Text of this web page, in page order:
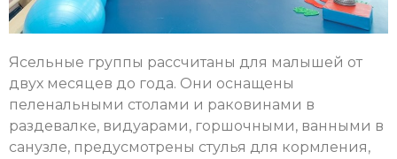
Ясельные группы рассчитаны для малышей от
двух месяцев до года. Они оснащены
пеленальными столами и раковинами в
раздевалке, видуарами, горшочными, ванными в
санузле, предусмотрены стулья для кормления,